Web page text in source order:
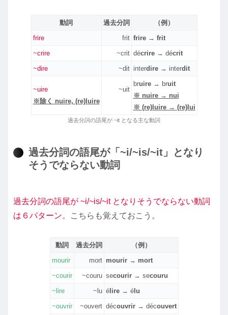
動詞 過去分詞
（例）
frire
frit frire→ frit
~crire
~crit décrire→ décrit
~dire
~dit interdire→ interdit
~uire
※除く nuire, (re)luire
~uit
bruire→ bruit
※ nuire → nui
※ (re)luire → (re)lui
過去分詞の語尾が ~it となる主な動詞
過去分詞の語尾が「~i/~is/~it」となり
そうでならない動詞
過去分詞の語尾が ~i/~is/~it となりそうでならない動詞
は６パターン。こちらも覚えておこう。
動詞 過去分詞
（例）
mourir
mort mourir → mort
~courir
~couru secourir→ secouru
~lire
~lu élire→ élu
~ouvrir
~ouvert découvrir→ découvert